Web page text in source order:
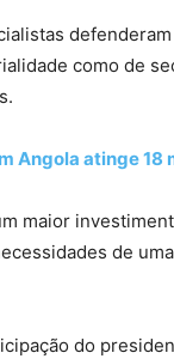
como de
Angola atinge
maior
de
do